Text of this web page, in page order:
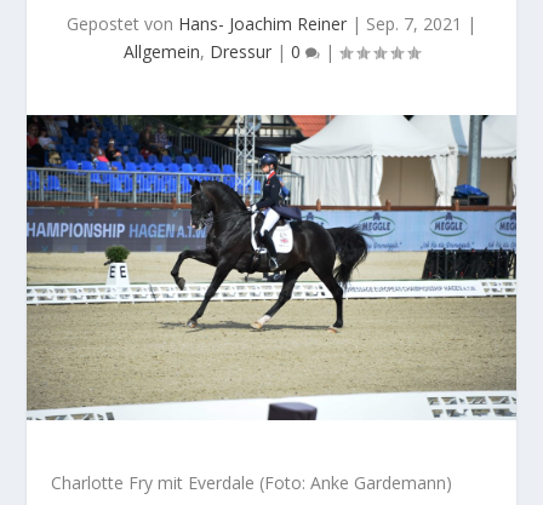
Gepostet von Hans- Joachim Reiner | Sep. 7, 2021 |
Allgemein, Dressur | 0 |
Charlotte Fry mit Everdale (Foto: Anke Gardemann)